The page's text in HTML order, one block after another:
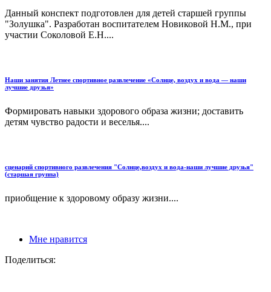
Данный конспект подготовлен для детей старшей группы
"Золушка". Разработан воспитателем Новиковой Н.М., при
участии Соколовой Е.Н....
Наши занятия Летнее спортивное развлечение «Солнце, воздух и вода — наши
лучшие друзья»
Формировать навыки здорового образа жизни; доставить
детям чувство радости и веселья....
сценарий спортивного развлечения "Солнце,воздух и вода-наши лучшие друзья"
(старшая группа)
приобщение к здоровому образу жизни....
Мне нравится
Поделиться: